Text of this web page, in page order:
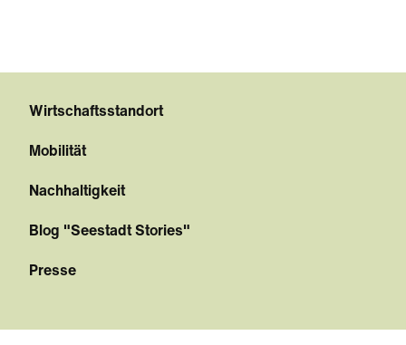
Wirtschaftsstandort
Mobilität
Nachhaltigkeit
Blog "Seestadt Stories"
Presse